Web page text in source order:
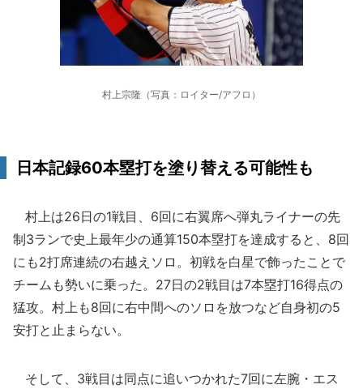
村上宗隆（写真：ロイター/アフロ）
日本記録60本塁打を塗り替える可能性も
村上は26日の1戦目、6回に右翼席へ弾丸ライナーの先
制3ランで史上最年少の通算150本塁打を達成すると、8回
にも2打席連続の右越えソロ。初戦を白星で飾ったことで
チームも勢いに乗った。27日の2戦目は7本塁打16得点の
猛攻。村上も8回に右中間へのソロを放つなど自身初の5
安打と止まらない。
そして、3戦目は同点に追いつかれた7回に左腕・エス